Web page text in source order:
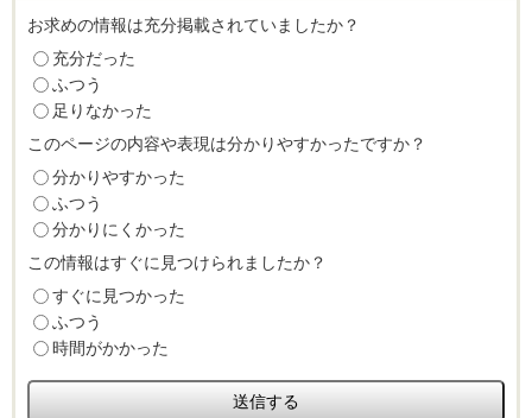
お求めの情報は充分掲載されていましたか？
充分だった
ふつう
足りなかった
このページの内容や表現は分かりやすかったですか？
分かりやすかった
ふつう
分かりにくかった
この情報はすぐに見つけられましたか？
すぐに見つかった
ふつう
時間がかかった